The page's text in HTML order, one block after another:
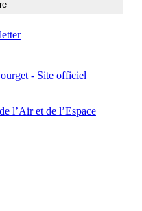
l’Air et de l’Espace